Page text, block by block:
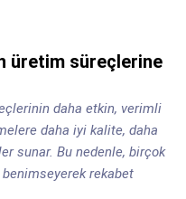
üretim süreçlerine
daha etkin, verimli
daha iyi kalite, daha
sunar. Bu nedenle, birçok
rekabet